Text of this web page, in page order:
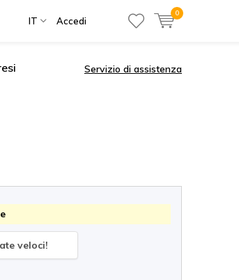
IT Accedi
0
Servizio di assistenza
veloci!